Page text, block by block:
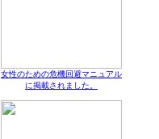
女性のための危機回避マニュアル
に掲載されました。